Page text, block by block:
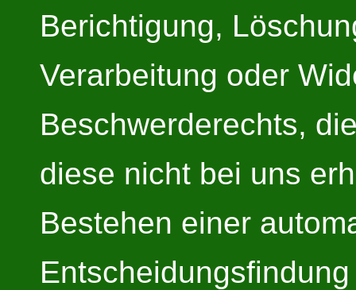
Berichtigung,
Verarbeitung oder
Beschwerderechts,
diese nicht bei uns
Bestehen einer